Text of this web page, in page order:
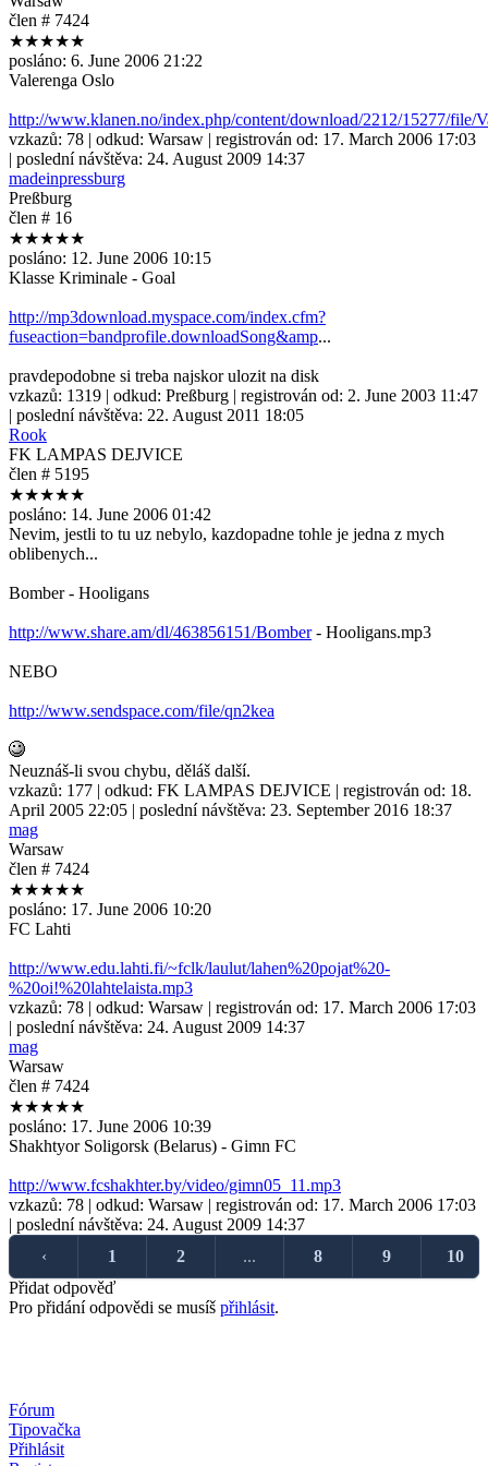
člen # 7424
★★★★★
posláno: 6. June 2006 21:22
Valerenga Oslo
http://www.klanen.no/index.php/content/download/2212/15277/file/
vzkazů: 78 | odkud: Warsaw | registrován od: 17. March 2006 17:03
| poslední návštěva: 24. August 2009 14:37
madeinpressburg
Preßburg
člen # 16
★★★★★
posláno: 12. June 2006 10:15
Klasse Kriminale - Goal
http://mp3download.myspace.com/index.cfm?
fuseaction=bandprofile.downloadSong&amp...
pravdepodobne si treba najskor ulozit na disk
vzkazů: 1319 | odkud: Preßburg | registrován od: 2. June 2003 11:47
| poslední návštěva: 22. August 2011 18:05
Rook
FK LAMPAS DEJVICE
člen # 5195
★★★★★
posláno: 14. June 2006 01:42
Nevim, jestli to tu uz nebylo, kazdopadne tohle je jedna z mych
oblibenych...
Bomber - Hooligans
http://www.share.am/dl/463856151/Bomber- Hooligans.mp3
NEBO
http://www.sendspace.com/file/qn2kea
Neuznáš-li svou chybu, děláš další.
vzkazů: 177 | odkud: FK LAMPAS DEJVICE | registrován od: 18.
April 2005 22:05 | poslední návštěva: 23. September 2016 18:37
mag
Warsaw
člen # 7424
★★★★★
posláno: 17. June 2006 10:20
FC Lahti
http://www.edu.lahti.fi/~fclk/laulut/lahen%20pojat%20-
%20oi!%20lahtelaista.mp3
vzkazů: 78 | odkud: Warsaw | registrován od: 17. March 2006 17:03
| poslední návštěva: 24. August 2009 14:37
mag
Warsaw
člen # 7424
★★★★★
posláno: 17. June 2006 10:39
Shakhtyor Soligorsk (Belarus) - Gimn FC
http://www.fcshakhter.by/video/gimn05_11.mp3
vzkazů: 78 | odkud: Warsaw | registrován od: 17. March 2006 17:03
| poslední návštěva: 24. August 2009 14:37
‹
1 2 ... 8 9
10
Přidat odpověď
Pro přidání odpovědi se musíš přihlásit.
Fórum
Tipovačka
Přihlásit